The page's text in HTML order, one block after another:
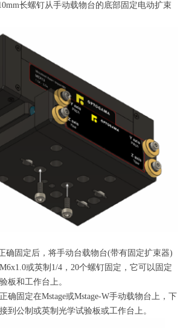
长螺钉从手动载物台的底部固定电动扩束
确固定后，将手动台载物台(带有固定扩束器)
M6x1.0或英制 1/4 ， 20个螺钉固定，它可以固定
板和工作台上。
确固定在Mstage或Mstage-W手动载物台上，下
到公制或英制光学试验板或工作台上。